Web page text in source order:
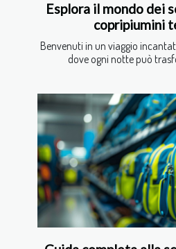
Esplora il mondo dei
copripiumini
Benvenuti in un viaggio
dove ogni notte può